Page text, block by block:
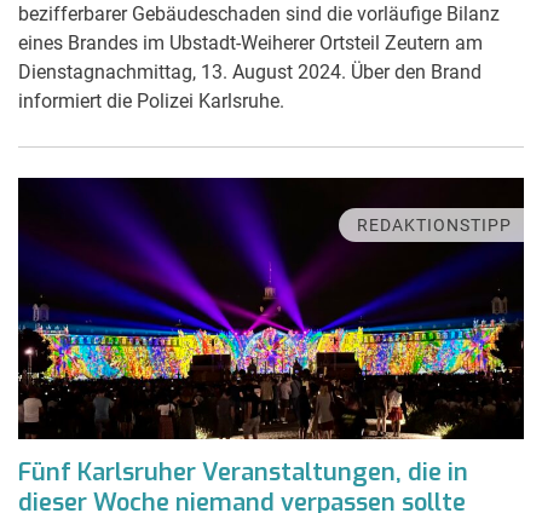
bezifferbarer Gebäudeschaden sind die vorläufige Bilanz
eines Brandes im Ubstadt-Weiherer Ortsteil Zeutern am
Dienstagnachmittag, 13. August 2024. Über den Brand
informiert die Polizei Karlsruhe.
REDAKTIONSTIPP
Fünf Karlsruher Veranstaltungen, die in
dieser Woche niemand verpassen sollte